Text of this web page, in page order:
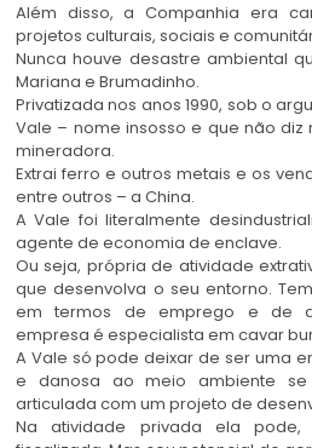
Além disso, a Companhia era
projetos culturais, sociais e
Nunca houve desastre ambiental
Mariana e Brumadinho.
Privatizada nos anos 1990, sob o
Vale – nome insosso e que não
mineradora.
Extrai ferro e outros metais e os
entre outros – a China.
A Vale foi literalmente
agente de economia de enclave.
Ou seja, própria de atividade
que desenvolva o seu entorno.
em termos de emprego e de
empresa é especialista em cavar
A Vale só pode deixar de ser uma
e danosa ao meio ambiente
articulada com um projeto de
Na atividade privada ela